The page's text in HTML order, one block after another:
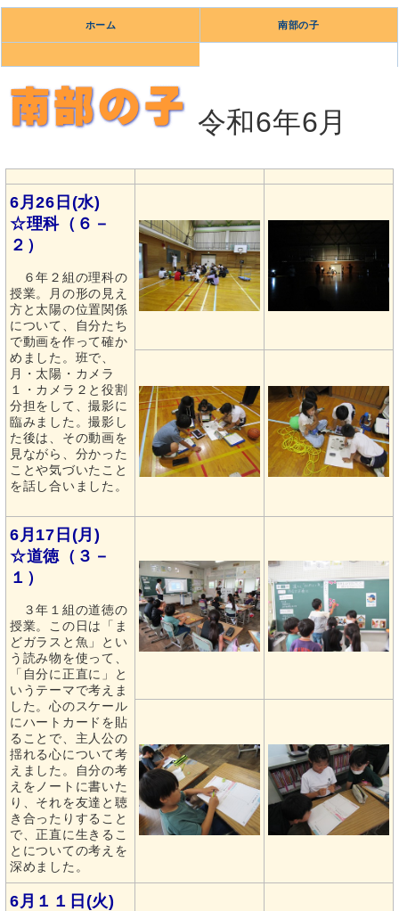
ホーム 南部の子
令和6年6月
6月26日(水)
☆理科（６－
２）
６年２組の理科の
授業。月の形の見え
方と太陽の位置関係
について、自分たち
で動画を作って確か
めました。班で、
月・太陽・カメラ
１・カメラ２と役割
分担をして、撮影に
臨みました。撮影し
た後は、その動画を
見ながら、分かった
ことや気づいたこと
を話し合いました。
6月17日(月)
☆道徳（３－
１）
３年１組の道徳の
授業。この日は「ま
どガラスと魚」とい
う読み物を使って、
「自分に正直に」と
いうテーマで考えま
した。心のスケール
にハートカードを貼
ることで、主人公の
揺れる心について考
えました。自分の考
えをノートに書いた
り、それを友達と聴
き合ったりすること
で、正直に生きるこ
とについての考えを
深めました。
6月１１日(火)